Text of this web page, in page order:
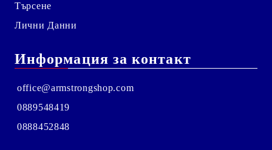
Търсене
Лични Данни
Информация за контакт
office@armstrongshop.com
0889548419
0888452848